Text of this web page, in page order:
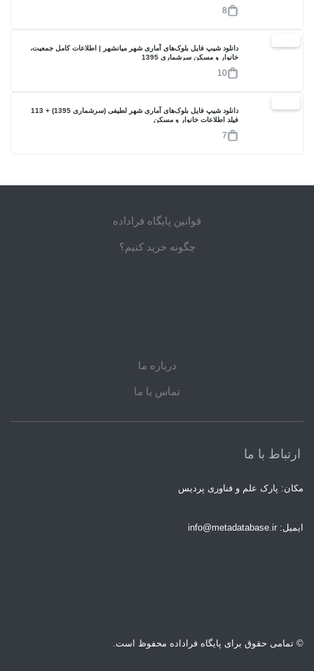
8
دانلود شیپ فایل بلوک‌های آماری شهر میانشهر | اطلاعات کامل جمعیت،
خانوار و مسکن سرشماری 1395
10
دانلود شیپ فایل بلوک‌های آماری شهر لطیفی (سرشماری 1395) + 113
فیلد اطلاعات خانوار و مسکن
7
قوانین پایگاه فراداده
چگونه خرید کنیم؟
درباره ما
تماس با ما
ارتباط با ما
مکان: پارک علم و فناوری پردیس
ایمیل: info@metadatabase.ir
© تمامی حقوق برای پایگاه فراداده محفوظ است.